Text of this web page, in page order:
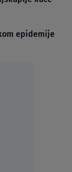
epidemije